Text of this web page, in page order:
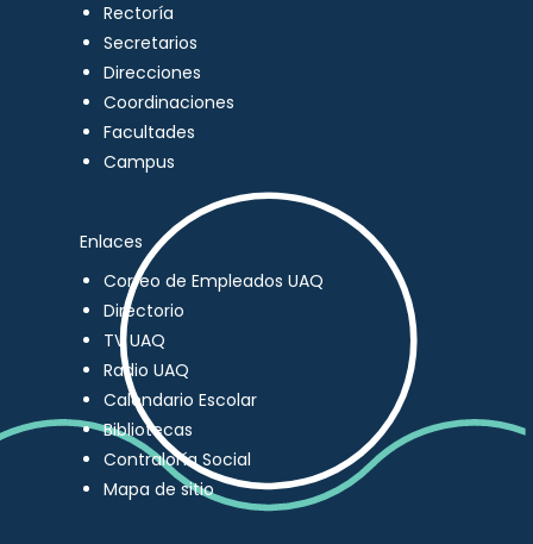
Rectoría
Secretarios
Direcciones
Coordinaciones
Facultades
Campus
Enlaces
Correo de Empleados UAQ
Directorio
TV UAQ
Radio UAQ
Calendario Escolar
Bibliotecas
Contraloría Social
Mapa de sitio